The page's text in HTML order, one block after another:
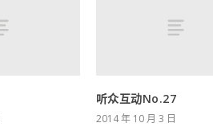
听众互动No.27
2014 年 10 月 3 日